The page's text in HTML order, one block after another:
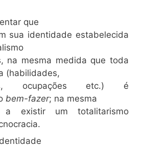
que
sua identidade estabelecida
na mesma medida que toda
(habilidades,
ocupações etc.) é
bem-fazer; na mesma
a existir um totalitarismo